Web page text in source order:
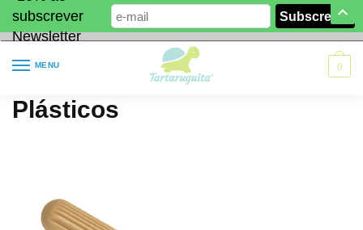
subscrever
Newsletter
MENU 0
Plásticos